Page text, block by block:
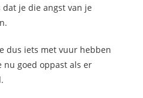
je die angst van je
dus iets met vuur hebben
nu goed oppast als er